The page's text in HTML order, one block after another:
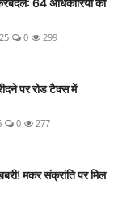
64 अधिकारियों की
0 299
पर रोड टैक्स में
0 277
मकर संक्रांति पर मिल